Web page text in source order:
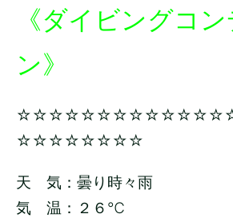
《ダイビングコ
ン》
☆☆☆☆☆☆☆☆
天 気：曇り時々雨
気 温：２６ ℃